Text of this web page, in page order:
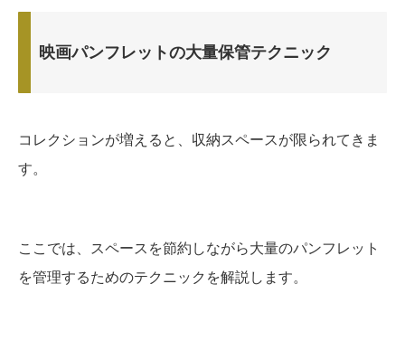
映画パンフレットの大量保管テクニック
コレクションが増えると、収納スペースが限られてきま
す。
ここでは、スペースを節約しながら大量のパンフレット
を管理するためのテクニックを解説します。